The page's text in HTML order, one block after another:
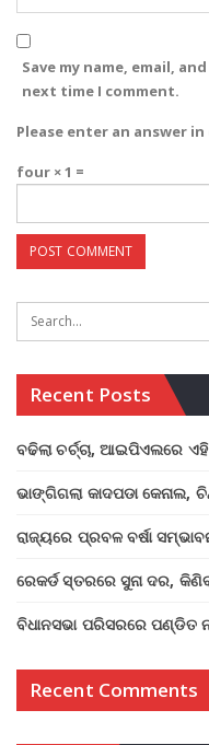
Save my name, email,
next time I comment.
Please enter an answer
four × 1 =
Recent Posts
ବଢିଲା ଚର୍ଚ୍ଚା, ଆଇପିଏଲରେ
ଭାଙ୍ଗିଗଲା କାଦପଡା କେନାଲ,
ରାଜ୍ୟରେ ପ୍ରବଳ ବର୍ଷା
ରେକର୍ଡ ସ୍ତରରେ ସୁନା ଦର,
ବିଧାନସଭା ପରିସରରେ ପଣ୍ଡିତ
Recent Comments